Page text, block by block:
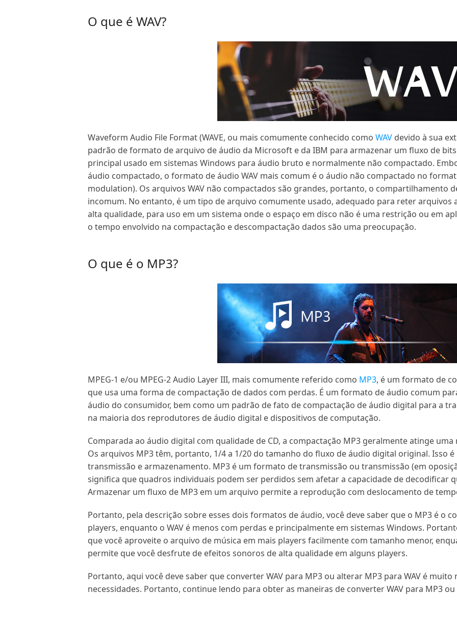
O que é WAV?
Waveform Audio File Format (WAVE, ou mais comumente conhecido como WAV devido à sua
padrão de formato de arquivo de áudio da Microsoft e da IBM para armazenar um fluxo de
principal usado em sistemas Windows para áudio bruto e normalmente não compactado.
áudio compactado, o formato de áudio WAV mais comum é o áudio não compactado no
modulation). Os arquivos WAV não compactados são grandes, portanto, o compartilhamento
incomum. No entanto, é um tipo de arquivo comumente usado, adequado para reter arquivos
alta qualidade, para uso em um sistema onde o espaço em disco não é uma restrição ou em
o tempo envolvido na compactação e descompactação dados são uma preocupação.
O que é o MP3?
MPEG-1 e/ou MPEG-2 Audio Layer III, mais comumente referido como MP3, é um formato de
que usa uma forma de compactação de dados com perdas. É um formato de áudio comum
áudio do consumidor, bem como um padrão de fato de compactação de áudio digital para a
na maioria dos reprodutores de áudio digital e dispositivos de computação.
Comparada ao áudio digital com qualidade de CD, a compactação MP3 geralmente atinge uma
Os arquivos MP3 têm, portanto, 1/4 a 1/20 do tamanho do fluxo de áudio digital original. Isso
transmissão e armazenamento. MP3 é um formato de transmissão ou transmissão (em
significa que quadros individuais podem ser perdidos sem afetar a capacidade de decodificar
Armazenar um fluxo de MP3 em um arquivo permite a reprodução com deslocamento de
Portanto, pela descrição sobre esses dois formatos de áudio, você deve saber que o MP3 é o
players, enquanto o WAV é menos com perdas e principalmente em sistemas Windows.
que você aproveite o arquivo de música em mais players facilmente com tamanho menor,
permite que você desfrute de efeitos sonoros de alta qualidade em alguns players.
Portanto, aqui você deve saber que converter WAV para MP3 ou alterar MP3 para WAV é
necessidades. Portanto, continue lendo para obter as maneiras de converter WAV para MP3 ou